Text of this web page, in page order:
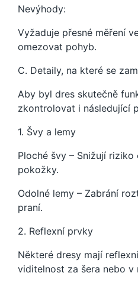
Nevýhody:
Vyžaduje přesné měření
omezovat pohyb.
C. Detaily, na které se
Aby byl dres skutečně
zkontrolovat i následující
1. Švy a lemy
Ploché švy – Snižují
pokožky.
Odolné lemy – Zabrání
praní.
2. Reflexní prvky
Některé dresy mají
viditelnost za šera nebo v